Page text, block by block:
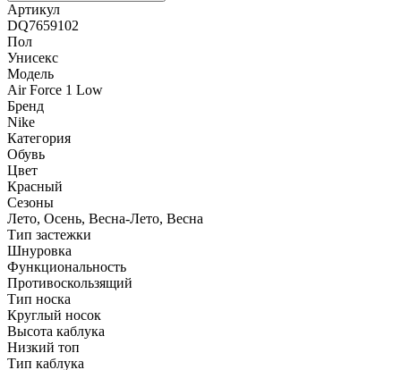
Артикул
DQ7659102
Пол
Унисекс
Модель
Air Force 1 Low
Бренд
Nike
Категория
Обувь
Цвет
Красный
Сезоны
Лето, Осень, Весна-Лето, Весна
Тип застежки
Шнуровка
Функциональность
Противоскользящий
Тип носка
Круглый носок
Высота каблука
Низкий топ
Тип каблука